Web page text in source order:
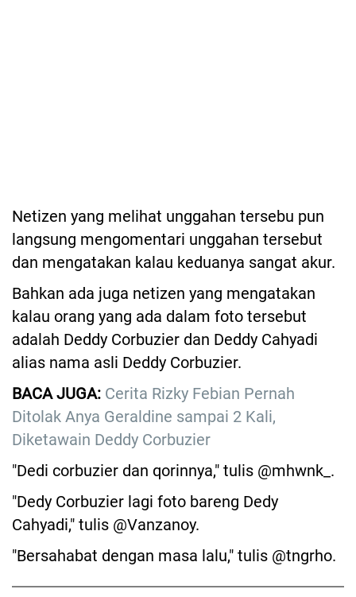
Netizen yang melihat unggahan tersebu pun
langsung mengomentari unggahan tersebut
dan mengatakan kalau keduanya sangat akur.
Bahkan ada juga netizen yang mengatakan
kalau orang yang ada dalam foto tersebut
adalah Deddy Corbuzier dan Deddy Cahyadi
alias nama asli Deddy Corbuzier.
BACA JUGA: Cerita Rizky Febian Pernah
Ditolak Anya Geraldine sampai 2 Kali,
Diketawain Deddy Corbuzier
"Dedi corbuzier dan qorinnya," tulis @mhwnk_.
"Dedy Corbuzier lagi foto bareng Dedy
Cahyadi," tulis @Vanzanoy.
"Bersahabat dengan masa lalu," tulis @tngrho.